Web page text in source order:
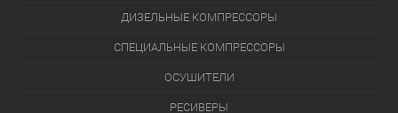
ДИЗЕЛЬНЫЕ КОМПРЕССОРЫ
СПЕЦИАЛЬНЫЕ КОМПРЕССОРЫ
ОСУШИТЕЛИ
РЕСИВЕРЫ